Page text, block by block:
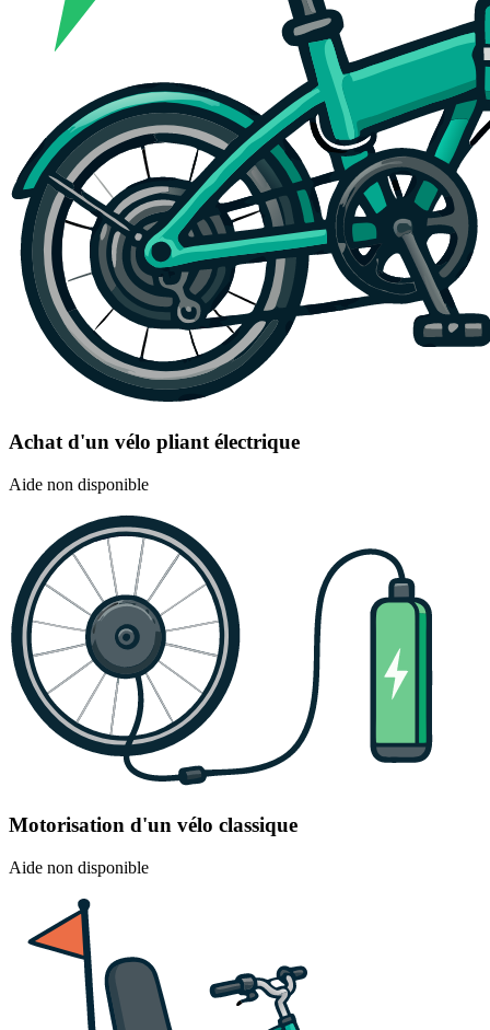
Achat d'un vélo pliant électrique
Aide non disponible
Motorisation d'un vélo classique
Aide non disponible